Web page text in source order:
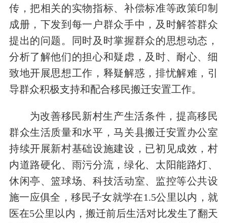
传，把相关的实物指标、补偿标准等政策印制
成册，下发到每一户群众手中，及时解答群众
提出的问题。同时及时掌握群众的思想动态，
分析了解他们的担心和疑虑，及时、耐心、细
致地开展思想工作，释疑解惑，排忧解难，引
导群众积极支持和配合移民搬迁安置工作。
为改善移民新村生产生活条件，提高移民
群众生活质量和水平，马关县搬迁安置办公室
持续开展新村基础设施建设，已初见成效，村
内道路硬化、雨污分流，绿化、太阳能路灯、
休闲亭、篮球场、科技活动室、监控等公共设
施一应俱全，移民子女就学在1.5公里以内，就
医在5公里以内，搬迁前后生活对比发生了翻天